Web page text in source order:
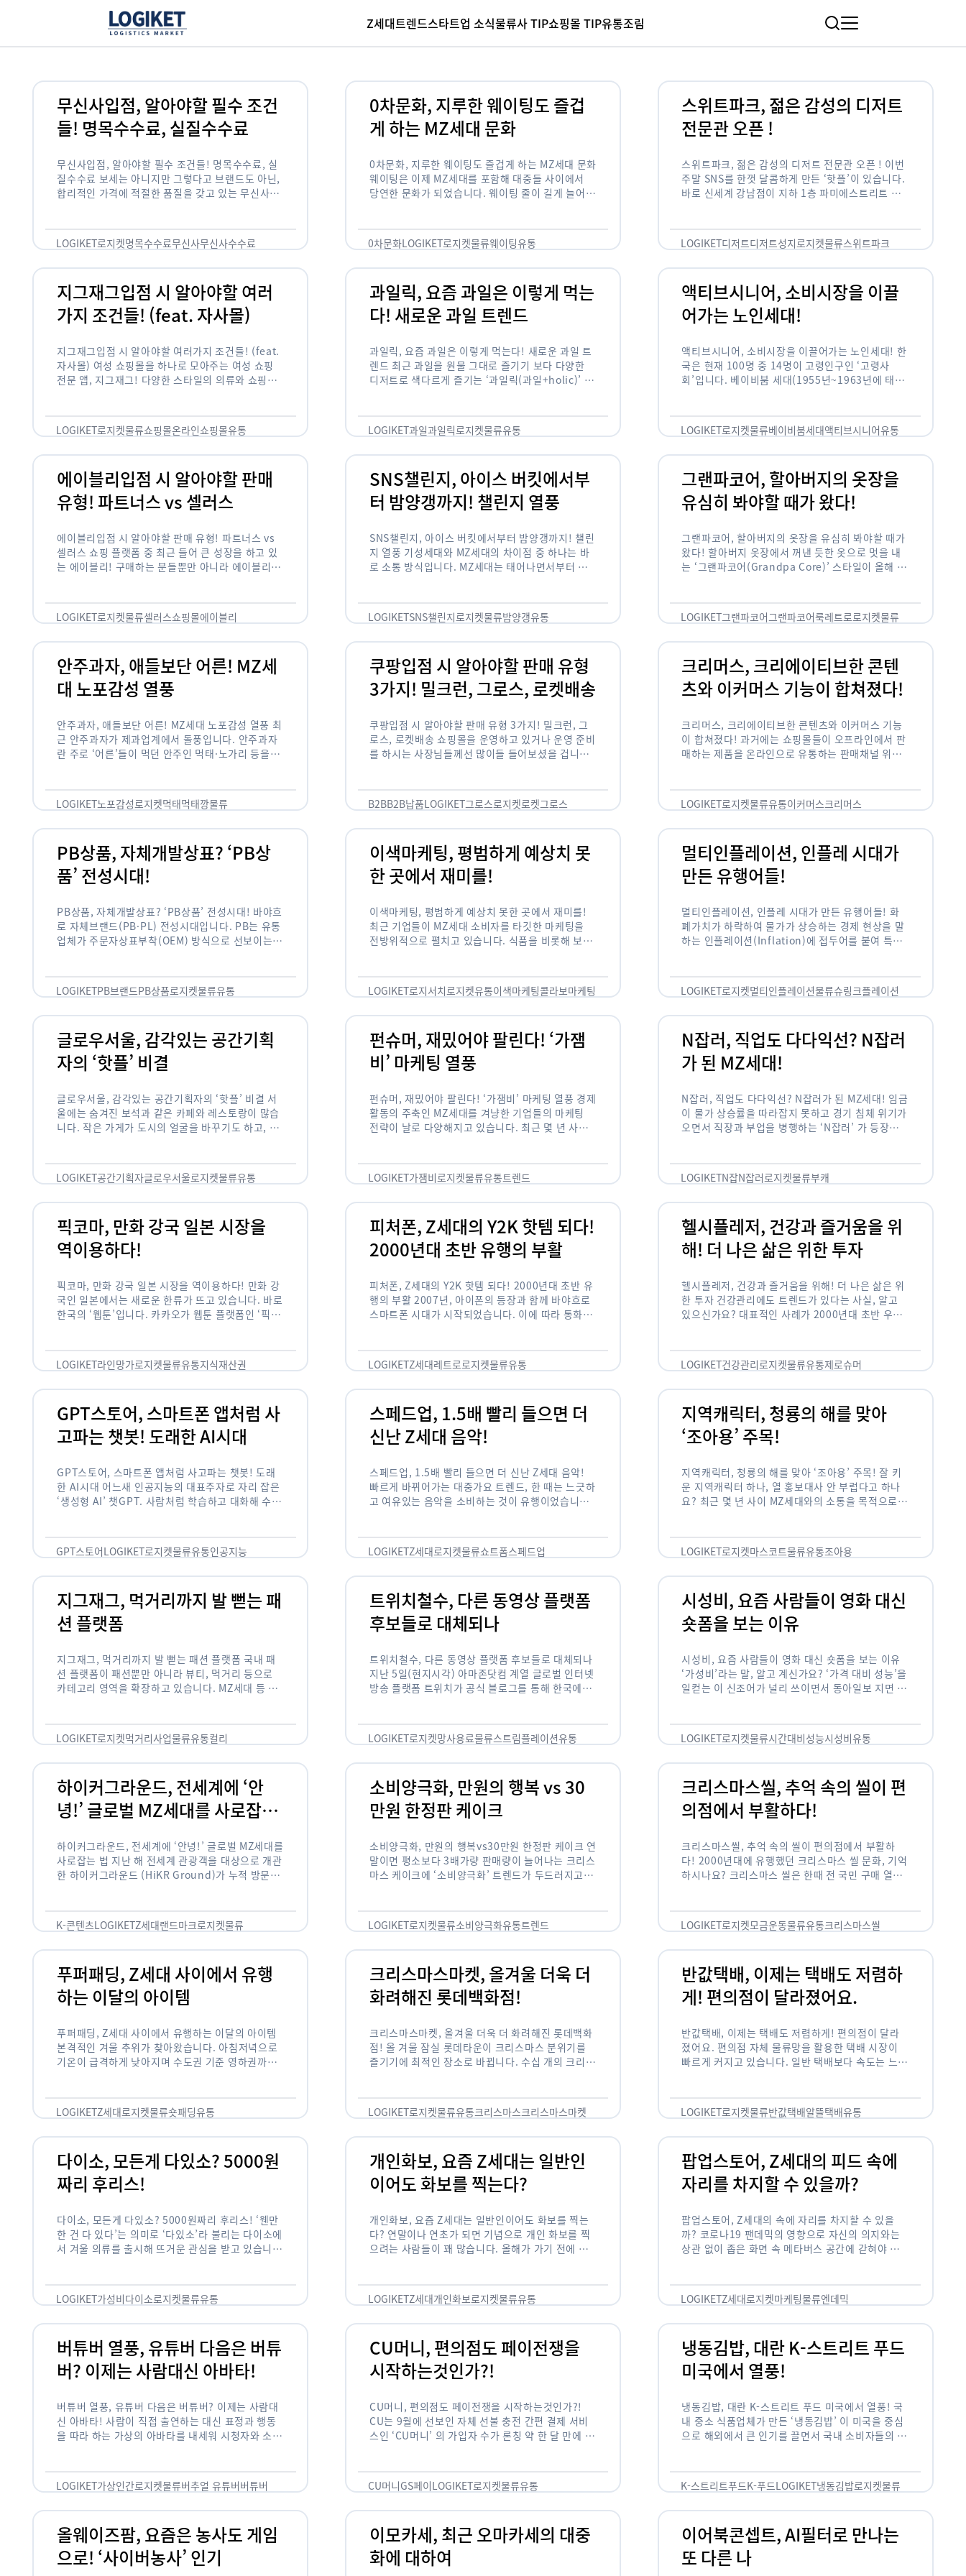
Z세대트렌드스타트업 소식물류사 TIP쇼핑몰 TIP유통조림
무신사입점, 알아야할 필수 조건
들! 명목수수료, 실질수수료
무신사입점, 알아야할 필수 조건들! 명목수수료, 실
질수수료 보세는 아니지만 그렇다고 브랜드도 아닌,
합리적인 가격에 적절한 품질을 갖고 있는 무신사!
LOGIKET로지켓명목수수료무신사무신사수수료
0차문화, 지루한 웨이팅도 즐겁
게 하는 MZ세대 문화
0차문화, 지루한 웨이팅도 즐겁게 하는 MZ세대 문화
웨이팅은 이제 MZ세대를 포함해 대중들 사이에서
당연한 문화가 되었습니다. 웨이팅 줄이 길게 늘어서
0차문화LOGIKET로지켓물류웨이팅유통
스위트파크, 젊은 감성의 디저트
전문관 오픈 !
스위트파크, 젊은 감성의 디저트 전문관 오픈 ! 이번
주말 SNS를 한껏 달콤하게 만든 ‘핫플’이 있습니다.
바로 신세계 강남점이 지하 1층 파미에스트리트 분
LOGIKET디저트디저트성지로지켓물류스위트파크
지그재그입점 시 알아야할 여러
가지 조건들! (feat. 자사몰)
지그재그입점 시 알아야할 여러가지 조건들! (feat.
자사몰) 여성 쇼핑몰을 하나로 모아주는 여성 쇼핑
전문 앱, 지그재그! 다양한 스타일의 의류와 쇼핑몰
LOGIKET로지켓물류쇼핑몰온라인쇼핑몰유통
과일릭, 요즘 과일은 이렇게 먹는
다! 새로운 과일 트렌드
과일릭, 요즘 과일은 이렇게 먹는다! 새로운 과일 트
렌드 최근 과일을 원물 그대로 즐기기 보다 다양한
디저트로 색다르게 즐기는 ‘과일릭(과일+holic)’ 트
…
LOGIKET과일과일릭로지켓물류유통
액티브시니어, 소비시장을 이끌
어가는 노인세대!
액티브시니어, 소비시장을 이끌어가는 노인세대! 한
국은 현재 100명 중 14명이 고령인구인 ‘고령사
회’입니다. 베이비붐 세대(1955년~1963년에 태어
오고 있습니다. 하지만 사회가 늙어가는 …
LOGIKET로지켓물류베이비붐세대액티브시니어유통
에이블리입점 시 알아야할 판매
유형! 파트너스 vs 셀러스
에이블리입점 시 알아야할 판매 유형! 파트너스 vs
셀러스 쇼핑 플랫폼 중 최근 들어 큰 성장을 하고 있
는 에이블리! 구매하는 분들뿐만 아니라 에이블리에
LOGIKET로지켓물류셀러스쇼핑몰에이블리
SNS챌린지, 아이스 버킷에서부
터 밤양갱까지! 챌린지 열풍
SNS챌린지, 아이스 버킷에서부터 밤양갱까지! 챌린
지 열풍 기성세대와 MZ세대의 차이점 중 하나는 바
로 소통 방식입니다. MZ세대는 태어나면서부터 디
도 능숙한 …
LOGIKETSNS챌린지로지켓물류밤양갱유통
그랜파코어, 할아버지의 옷장을
유심히 봐야할 때가 왔다!
그랜파코어, 할아버지의 옷장을 유심히 봐야할 때가
왔다! 할아버지 옷장에서 꺼낸 듯한 옷으로 멋을 내
는 ‘그랜파코어(Grandpa Core)’ 스타일이 올해 패
을 …
LOGIKET그랜파코어그랜파코어룩레트로로지켓물류
안주과자, 애들보단 어른! MZ세
대 노포감성 열풍
안주과자, 애들보단 어른! MZ세대 노포감성 열풍 최
근 안주과자가 제과업계에서 돌풍입니다. 안주과자
란 주로 ‘어른’들이 먹던 안주인 먹태·노가리 등을
LOGIKET노포감성로지켓먹태먹태깡물류
쿠팡입점 시 알아야할 판매 유형
3가지! 밀크런, 그로스, 로켓배송
쿠팡입점 시 알아야할 판매 유형 3가지! 밀크런, 그
로스, 로켓배송 쇼핑몰을 운영하고 있거나 운영 준비
를 하시는 사장님들께선 많이들 들어보셨을 겁니다.
B2BB2B납품LOGIKET그로스로지켓로켓그로스
크리머스, 크리에이티브한 콘텐
츠와 이커머스 기능이 합쳐졌다!
크리머스, 크리에이티브한 콘텐츠와 이커머스 기능
이 합쳐졌다! 과거에는 쇼핑몰들이 오프라인에서 판
매하는 제품을 온라인으로 유통하는 판매채널 위주
는 콘텐츠 기반의 …
LOGIKET로지켓물류유통이커머스크리머스
PB상품, 자체개발상표? ‘PB상
품’ 전성시대!
PB상품, 자체개발상표? ‘PB상품’ 전성시대! 바야흐
로 자체브랜드(PB·PL) 전성시대입니다. PB는 유통
업체가 주문자상표부착(OEM) 방식으로 선보이는
물가 시대와 맞물려 …
LOGIKETPB브랜드PB상품로지켓물류유통
이색마케팅, 평범하게 예상치 못
한 곳에서 재미를!
이색마케팅, 평범하게 예상치 못한 곳에서 재미를!
최근 기업들이 MZ세대 소비자를 타깃한 마케팅을
전방위적으로 펼치고 있습니다. 식품을 비롯해 보수
…
LOGIKET로지서치로지켓유통이색마케팅콜라보마케팅
멀티인플레이션, 인플레 시대가
만든 유행어들!
멀티인플레이션, 인플레 시대가 만든 유행어들! 화
폐가치가 하락하여 물가가 상승하는 경제 현상을 말
하는 인플레이션(Inflation)에 접두어를 붙여 특정
링크플레이션, 그리드플레이션 등등. …
LOGIKET로지켓멀티인플레이션물류슈링크플레이션
글로우서울, 감각있는 공간기획
자의 ‘핫플’ 비결
글로우서울, 감각있는 공간기획자의 ‘핫플’ 비결 서
울에는 숨겨진 보석과 같은 카페와 레스토랑이 많습
니다. 작은 가게가 도시의 얼굴을 바꾸기도 하고, 쇠
LOGIKET공간기획자글로우서울로지켓물류유통
펀슈머, 재밌어야 팔린다! ‘가잼
비’ 마케팅 열풍
펀슈머, 재밌어야 팔린다! ‘가잼비’ 마케팅 열풍 경제
활동의 주축인 MZ세대를 겨냥한 기업들의 마케팅
전략이 날로 다양해지고 있습니다. 최근 몇 년 사이
LOGIKET가잼비로지켓물류유통트렌드
N잡러, 직업도 다다익선? N잡러
가 된 MZ세대!
N잡러, 직업도 다다익선? N잡러가 된 MZ세대! 임금
이 물가 상승률을 따라잡지 못하고 경기 침체 위기가
오면서 직장과 부업을 병행하는 ‘N잡러’ 가 등장했습
LOGIKETN잡N잡러로지켓물류부캐
픽코마, 만화 강국 일본 시장을
역이용하다!
픽코마, 만화 강국 일본 시장을 역이용하다! 만화 강
국인 일본에서는 새로운 한류가 뜨고 있습니다. 바로
한국의 ‘웹툰’입니다. 카카오가 웹툰 플랫폼인 ‘픽코
LOGIKET라인망가로지켓물류유통지식재산권
피처폰, Z세대의 Y2K 핫템 되다!
2000년대 초반 유행의 부활
피처폰, Z세대의 Y2K 핫템 되다! 2000년대 초반 유
행의 부활 2007년, 아이폰의 등장과 함께 바야흐로
스마트폰 시대가 시작되었습니다. 이에 따라 통화와
LOGIKETZ세대레트로로지켓물류유통
헬시플레저, 건강과 즐거움을 위
해! 더 나은 삶은 위한 투자
헬시플레저, 건강과 즐거움을 위해! 더 나은 삶은 위
한 투자 건강관리에도 트렌드가 있다는 사실, 알고
있으신가요? 대표적인 사례가 2000년대 초반 우리
LOGIKET건강관리로지켓물류유통제로슈머
GPT스토어, 스마트폰 앱처럼 사
고파는 챗봇! 도래한 AI시대
GPT스토어, 스마트폰 앱처럼 사고파는 챗봇! 도래
한 AI시대 어느새 인공지능의 대표주자로 자리 잡은
‘생성형 AI’ 챗GPT. 사람처럼 학습하고 대화해 수많
GPT스토어LOGIKET로지켓물류유통인공지능
스페드업, 1.5배 빨리 들으면 더
신난 Z세대 음악!
스페드업, 1.5배 빨리 들으면 더 신난 Z세대 음악!
빠르게 바뀌어가는 대중가요 트렌드, 한 때는 느긋하
고 여유있는 음악을 소비하는 것이 유행이었습니다.
LOGIKETZ세대로지켓물류쇼트폼스페드업
지역캐릭터, 청룡의 해를 맞아
‘조아용’ 주목!
지역캐릭터, 청룡의 해를 맞아 ‘조아용’ 주목! 잘 키
운 지역캐릭터 하나, 열 홍보대사 안 부럽다고 하나
요? 최근 몇 년 사이 MZ세대와의 소통을 목적으로,
LOGIKET로지켓마스코트물류유통조아용
지그재그, 먹거리까지 발 뻗는 패
션 플랫폼
지그재그, 먹거리까지 발 뻗는 패션 플랫폼 국내 패
션 플랫폼이 패션뿐만 아니라 뷰티, 먹거리 등으로
카테고리 영역을 확장하고 있습니다. MZ세대 등 주
LOGIKET로지켓먹거리사업물류유통컬리
트위치철수, 다른 동영상 플랫폼
후보들로 대체되나
트위치철수, 다른 동영상 플랫폼 후보들로 대체되나
지난 5일(현지시각) 아마존닷컴 계열 글로벌 인터넷
방송 플랫폼 트위치가 공식 블로그를 통해 한국에서
LOGIKET로지켓망사용료물류스트림플레이션유통
시성비, 요즘 사람들이 영화 대신
숏폼을 보는 이유
시성비, 요즘 사람들이 영화 대신 숏폼을 보는 이유
‘가성비’라는 말, 알고 계신가요? ‘가격 대비 성능’을
일컫는 이 신조어가 널리 쓰이면서 동아일보 지면 기
LOGIKET로지켓물류시간대비성능시성비유통
하이커그라운드, 전세계에 ‘안
녕!’ 글로벌 MZ세대를 사로잡는
하이커그라운드, 전세계에 ‘안녕!’ 글로벌 MZ세대를
사로잡는 법 지난 해 전세계 관광객을 대상으로 개관
한 하이커그라운드 (HiKR Ground)가 누적 방문객
방문객이 100만명을 …
K-콘텐츠LOGIKETZ세대랜드마크로지켓물류
소비양극화, 만원의 행복 vs 30
만원 한정판 케이크
소비양극화, 만원의 행복vs30만원 한정판 케이크 연
말이면 평소보다 3배가량 판매량이 늘어나는 크리스
마스 케이크에 ‘소비양극화’ 트렌드가 두드러지고 있
배가 비싼 …
LOGIKET로지켓물류소비양극화유통트렌드
크리스마스씰, 추억 속의 씰이 편
의점에서 부활하다!
크리스마스씰, 추억 속의 씰이 편의점에서 부활하
다! 2000년대에 유행했던 크리스마스 씰 문화, 기억
하시나요? 크리스마스 씰은 한때 전 국민 구매 열풍
LOGIKET로지켓모금운동물류유통크리스마스씰
푸퍼패딩, Z세대 사이에서 유행
하는 이달의 아이템
푸퍼패딩, Z세대 사이에서 유행하는 이달의 아이템
본격적인 겨울 추위가 찾아왔습니다. 아침저녁으로
기온이 급격하게 낮아지며 수도권 기준 영하권까지
LOGIKETZ세대로지켓물류숏패딩유통
크리스마스마켓, 올겨울 더욱 더
화려해진 롯데백화점!
크리스마스마켓, 올겨울 더욱 더 화려해진 롯데백화
점! 올 겨울 잠실 롯데타운이 크리스마스 분위기를
즐기기에 최적인 장소로 바뀝니다. 수십 개의 크리스
LOGIKET로지켓물류유통크리스마스크리스마스마켓
반값택배, 이제는 택배도 저렴하
게! 편의점이 달라졌어요.
반값택배, 이제는 택배도 저렴하게! 편의점이 달라
졌어요. 편의점 자체 물류망을 활용한 택배 시장이
빠르게 커지고 있습니다. 일반 택배보다 속도는 느리
LOGIKET로지켓물류반값택배알뜰택배유통
다이소, 모든게 다있소? 5000원
짜리 후리스!
다이소, 모든게 다있소? 5000원짜리 후리스! ‘웬만
한 건 다 있다’는 의미로 ‘다있소’라 불리는 다이소에
서 겨울 의류를 출시해 뜨거운 관심을 받고 있습니
LOGIKET가성비다이소로지켓물류유통
개인화보, 요즘 Z세대는 일반인
이어도 화보를 찍는다?
개인화보, 요즘 Z세대는 일반인이어도 화보를 찍는
다? 연말이나 연초가 되면 기념으로 개인 화보를 찍
으려는 사람들이 꽤 많습니다. 올해가 가기 전에 내
LOGIKETZ세대개인화보로지켓물류유통
팝업스토어, Z세대의 피드 속에
자리를 차지할 수 있을까?
팝업스토어, Z세대의 속에 자리를 차지할 수 있을
까? 코로나19 팬데믹의 영향으로 자신의 의지와는
상관 없이 좁은 화면 속 메타버스 공간에 갇혀야 했
LOGIKETZ세대로지켓마케팅물류엔데믹
버튜버 열풍, 유튜버 다음은 버튜
버? 이제는 사람대신 아바타!
버튜버 열풍, 유튜버 다음은 버튜버? 이제는 사람대
신 아바타! 사람이 직접 출연하는 대신 표정과 행동
을 따라 하는 가상의 아바타를 내세워 시청자와 소통
LOGIKET가상인간로지켓물류버추얼 유튜버버튜버
CU머니, 편의점도 페이전쟁을
시작하는것인가?!
CU머니, 편의점도 페이전쟁을 시작하는것인가?!
CU는 9월에 선보인 자체 선불 충전 간편 결제 서비
스인 ‘CU머니’ 의 가입자 수가 론칭 약 한 달 만에 5
CU머니GS페이LOGIKET로지켓물류유통
냉동김밥, 대란 K-스트리트 푸드
미국에서 열풍!
냉동김밥, 대란 K-스트리트 푸드 미국에서 열풍! 국
내 중소 식품업체가 만든 ‘냉동김밥’ 이 미국을 중심
으로 해외에서 큰 인기를 끌면서 국내 소비자들의 관
K-스트리트푸드K-푸드LOGIKET냉동김밥로지켓물류
올웨이즈팜, 요즘은 농사도 게임
으로! ‘사이버농사’ 인기
이모카세, 최근 오마카세의 대중
화에 대하여
이어북콘셉트, AI필터로 만나는
또 다른 나